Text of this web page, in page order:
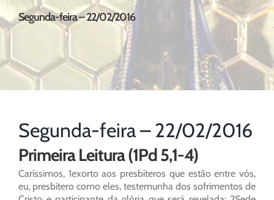
Segunda-feira – 22/02/2016
Segunda-feira – 22/02/2016
Primeira Leitura (1Pd 5,1-4)
Caríssimos, 1exorto aos presbíteros que estão entre vós,
eu, presbítero como eles, testemunha dos sofrimentos de